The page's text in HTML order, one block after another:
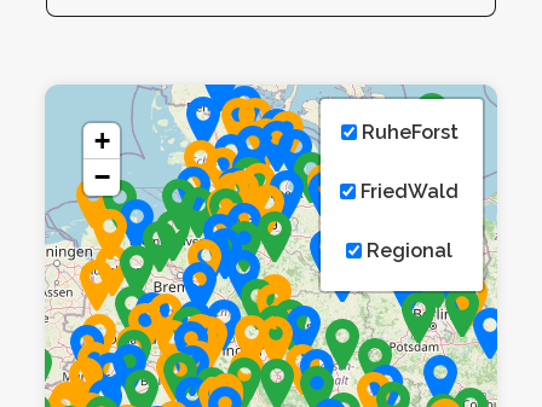
+
−
RuheForst
FriedWald
Regional